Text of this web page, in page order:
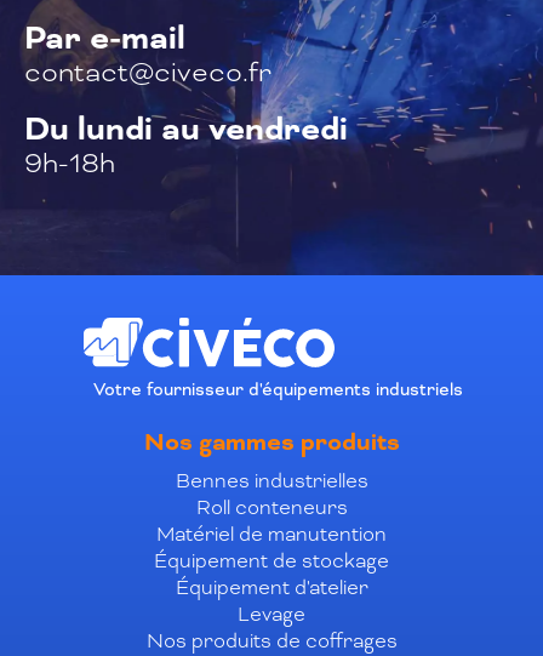
Par e-mail
contact@civeco.fr
Du lundi au vendredi
9h-18h
Votre fournisseur d'équipements industriels
Nos gammes produits
Bennes industrielles
Roll conteneurs
Matériel de manutention
Équipement de stockage
Équipement d'atelier
Levage
Nos produits de coffrages